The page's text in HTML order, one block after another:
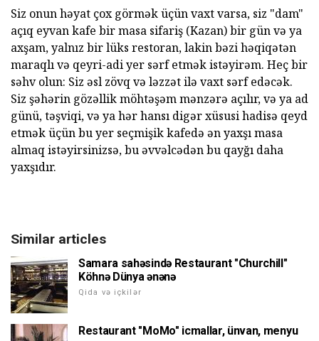
Siz onun həyat çox görmək üçün vaxt varsa, siz "dam"
açıq eyvan kafe bir masa sifariş (Kazan) bir gün və ya
axşam, yalnız bir lüks restoran, lakin bəzi həqiqətən
maraqlı və qeyri-adi yer sərf etmək istəyirəm. Heç bir
səhv olun: Siz əsl zövq və ləzzət ilə vaxt sərf edəcək.
Siz şəhərin gözəllik möhtəşəm mənzərə açılır, və ya ad
günü, təşviqi, və ya hər hansı digər xüsusi hadisə qeyd
etmək üçün bu yer seçmişik kafedə ən yaxşı masa
almaq istəyirsinizsə, bu əvvəlcədən bu qayğı daha
yaxşıdır.
Similar articles
Samara sahəsində Restaurant "Churchill"
Köhnə Dünya ənənə
Qida və içkilər
Restaurant "MoMo" icmallar, ünvan, menyu